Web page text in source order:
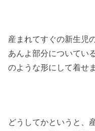
産まれてすぐの新生児
あんよ部分についてい
のような形にして着せ
どうしてかというと、